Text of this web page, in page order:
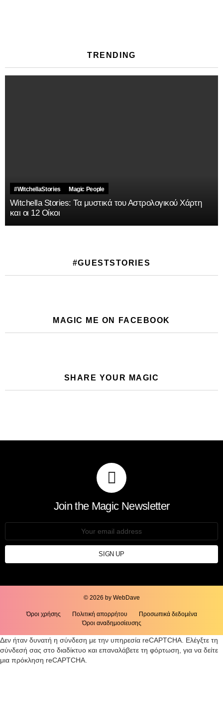
TRENDING
#WitchellaStories Magic People
Witchella Stories: Τα μυστικά του Αστρολογικού Χάρτη
και οι 12 Οίκοι
#GUESTSTORIES
MAGIC ME ON FACEBOOK
SHARE YOUR MAGIC
Join the Magic Newsletter
© 2026 by WebDave
Όροι χρήσης Πολιτική απορρήτου
Προσωπικά δεδομένα
Όροι αναδημοσίευσης
Δεν ήταν δυνατή η σύνδεση με την υπηρεσία reCAPTCHA. Ελέγξτε τη
σύνδεσή σας στο διαδίκτυο και επαναλάβετε τη φόρτωση, για να δείτε
μια πρόκληση reCAPTCHA.